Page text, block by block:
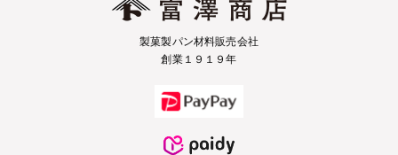
製菓製パン材料販売会社
創業１９１９年